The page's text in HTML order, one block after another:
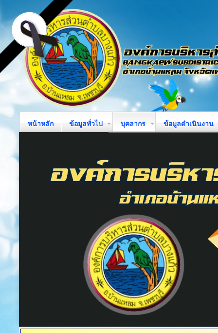
หน้าหลัก ข้อมูลทั่วไป บุคลากร ข้อมูลดำเนินงาน